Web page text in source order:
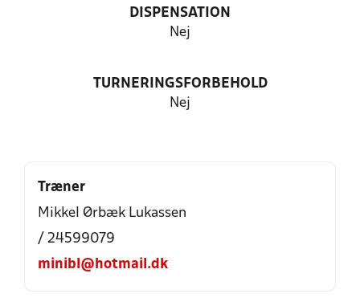
DISPENSATION
Nej
TURNERINGSFORBEHOLD
Nej
Træner
Mikkel Ørbæk Lukassen
/ 24599079
minibl@hotmail.dk